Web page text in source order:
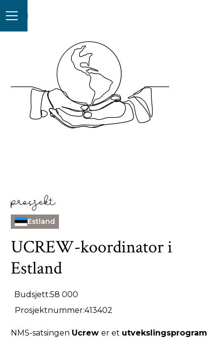
prosjekt
Estland
UCREW-koordinator i
Estland
Budsjett:58 000
Prosjektnummer:413402
NMS-satsingen Ucrewer et utvekslingsprogram